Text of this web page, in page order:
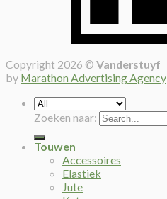
Copyright 2026 © Vanderstuyf
by Marathon Advertising Agency
Zoeken naar:
Touwen
Accessoires
Elastiek
Jute